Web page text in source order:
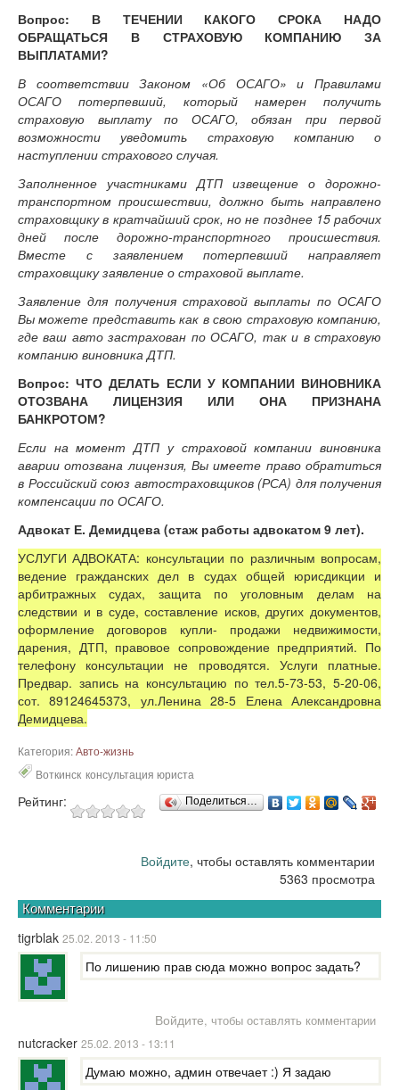
Вопрос: В ТЕЧЕНИИ КАКОГО СРОКА НАДО
ОБРАЩАТЬСЯ В СТРАХОВУЮ КОМПАНИЮ ЗА
ВЫПЛАТАМИ?
В соответствии Законом «Об ОСАГО» и Правилами
ОСАГО потерпевший, который намерен получить
страховую выплату по ОСАГО, обязан при первой
возможности уведомить страховую компанию о
наступлении страхового случая.
Заполненное участниками ДТП извещение о дорожно-
транспортном происшествии, должно быть направлено
страховщику в кратчайший срок, но не позднее 15 рабочих
дней после дорожно-транспортного происшествия.
Вместе с заявлением потерпевший направляет
страховщику заявление о страховой выплате.
Заявление для получения страховой выплаты по ОСАГО
Вы можете представить как в свою страховую компанию,
где ваш авто застрахован по ОСАГО, так и в страховую
компанию виновника ДТП.
Вопрос: ЧТО ДЕЛАТЬ ЕСЛИ У КОМПАНИИ ВИНОВНИКА
ОТОЗВАНА ЛИЦЕНЗИЯ ИЛИ ОНА ПРИЗНАНА
БАНКРОТОМ?
Если на момент ДТП у страховой компании виновника
аварии отозвана лицензия, Вы имеете право обратиться
в Российский союз автостраховщиков (РСА) для получения
компенсации по ОСАГО.
Адвокат Е. Демидцева (стаж работы адвокатом 9 лет).
УСЛУГИ АДВОКАТА: консультации по различным вопросам,
ведение гражданских дел в судах общей юрисдикции и
арбитражных судах, защита по уголовным делам на
следствии и в суде, составление исков, других документов,
оформление договоров купли- продажи недвижимости,
дарения, ДТП, правовое сопровождение предприятий. По
телефону консультации не проводятся. Услуги платные.
Предвар. запись на консультацию по тел.5-73-53, 5-20-06,
сот. 89124645373, ул.Ленина 28-5 Елена Александровна
Демидцева.
Категория:Авто-жизнь
Воткинск консультация юриста
Рейтинг: Поделиться…
Войдите, чтобы оставлять комментарии
5363 просмотра
Комментарии
tigrblak 25.02. 2013 - 11:50
По лишению прав сюда можно вопрос задать?
Войдите, чтобы оставлять комментарии
nutcracker 25.02. 2013 - 13:11
Думаю можно, админ отвечает :) Я задаю